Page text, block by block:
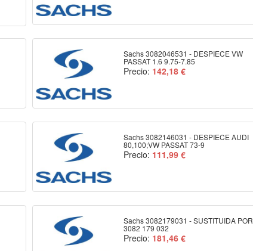
Sachs 3082046531 - DESPIECE VW
PASSAT 1.6 9.75-7.85
Precio: 142,18 €
Sachs 3082146031 - DESPIECE AUDI
80,100;VW PASSAT 73-9
Precio: 111,99 €
Sachs 3082179031 - SUSTITUIDA POR
3082 179 032
Precio: 181,46 €